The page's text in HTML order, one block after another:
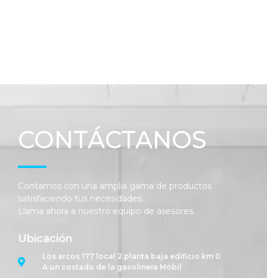
CONTÁCTANOS
Contamos con una amplia gama de productos
satisfaciendo tus necesidades.
Llama ahora a nuestro equipo de asesores.
Ubicación
Los arcos 177 local 2 planta baja edificio km 0
A un costado de la gasolinera Móbil